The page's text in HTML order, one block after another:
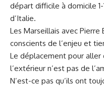
départ difficile à domicile
d’Italie.
Les Marseillais avec Pierre
conscients de l’enjeu et
Le déplacement pour aller
l’extérieur n’est pas de
N’est-ce pas qu’ils ont